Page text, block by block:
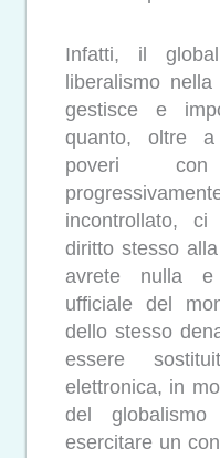
Infatti, il
liberalismo
gestisce e
quanto, oltre
poveri
incontrollato,
diritto stesso
avrete nulla e
ufficiale del
dello stesso
essere
elettronica, in
del globalismo
esercitare un